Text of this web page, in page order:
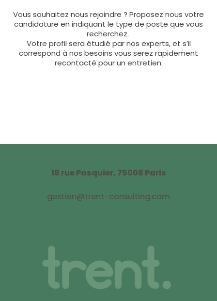
Vous souhaitez nous rejoindre ? Proposez nous votre
candidature en indiquant le type de poste que vous
recherchez.
Votre profil sera étudié par nos experts, et s’il
correspond à nos besoins vous serez rapidement
recontacté pour un entretien.
18 rue Pasquier, 75008 Paris
gestion@trent-consulting.com